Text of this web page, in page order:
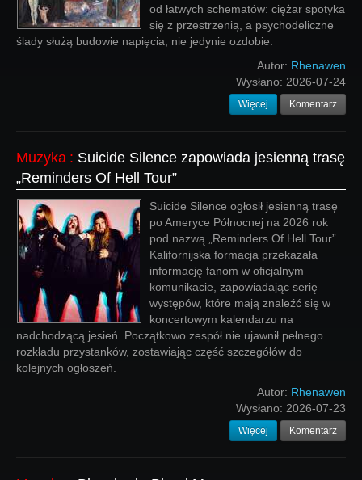
od łatwych schematów: ciężar spotyka
się z przestrzenią, a psychodeliczne
ślady służą budowie napięcia, nie jedynie ozdobie.
Autor: Rhenawen
Wysłano: 2026-07-24
Więcej Komentarz
Muzyka : Suicide Silence zapowiada jesienną trasę
„Reminders Of Hell Tour”
Suicide Silence ogłosił jesienną trasę
po Ameryce Północnej na 2026 rok
pod nazwą „Reminders Of Hell Tour”.
Kalifornijska formacja przekazała
informację fanom w oficjalnym
komunikacie, zapowiadając serię
występów, które mają znaleźć się w
koncertowym kalendarzu na
nadchodzącą jesień. Początkowo zespół nie ujawnił pełnego
rozkładu przystanków, zostawiając część szczegółów do
kolejnych ogłoszeń.
Autor: Rhenawen
Wysłano: 2026-07-23
Więcej Komentarz